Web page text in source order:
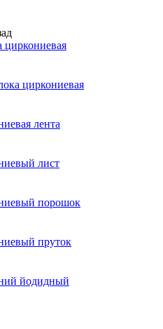
циркониевая
циркониевая
лента
лист
порошок
пруток
йодидный